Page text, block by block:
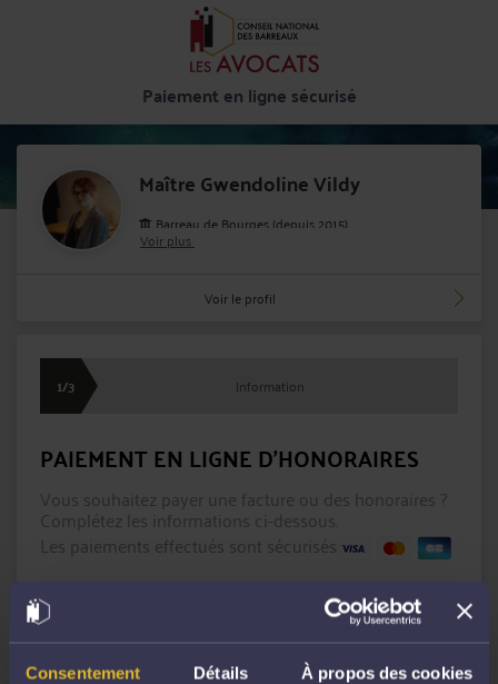
Consentement Détails À propos des cookies
Paiement en ligne sécurisé
Maître Gwendoline Vildy
Barreau de Bourges (depuis 2015)
7 Place Rabelais 18000 BOURGES
Voir plus
Voir le profil
1/3 Information
PAIEMENT EN LIGNE D'HONORAIRES
Vous souhaitez payer une facture ou des honoraires ?
Complétez les informations ci-dessous.
Les paiements effectués sont sécurisés
Référence du paiement :